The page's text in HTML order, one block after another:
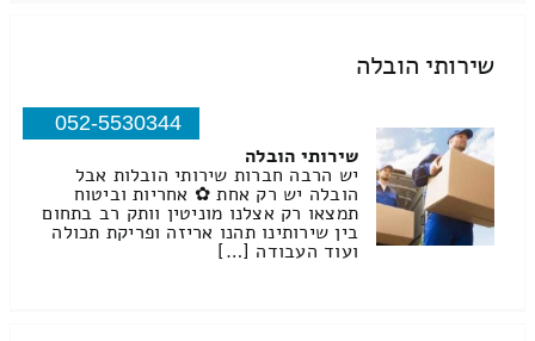
שירותי הובלה
052-5530344
שירותי הובלה
יש הרבה חברות שירותי הובלות אבל
הובלה יש רק אחת ✿ אחריות וביטוח
תמצאו רק אצלנו מוניטין וותק רב בתחום
בין שירותינו תהנו אריזה ופריקת תכולה
ועוד העבודה […]